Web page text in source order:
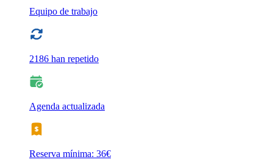
Equipo de trabajo
2186 han repetido
Agenda actualizada
Reserva mínima: 36€